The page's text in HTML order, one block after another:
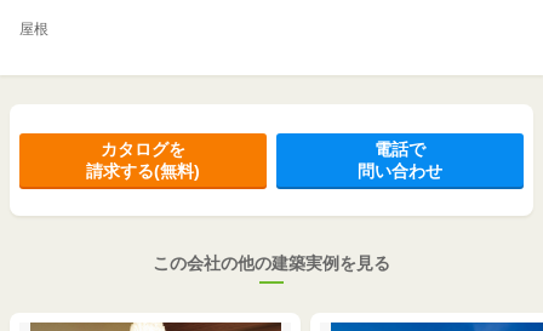
屋根
カタログを
請求する(無料)
電話で
問い合わせ
この会社の他の建築実例を見る